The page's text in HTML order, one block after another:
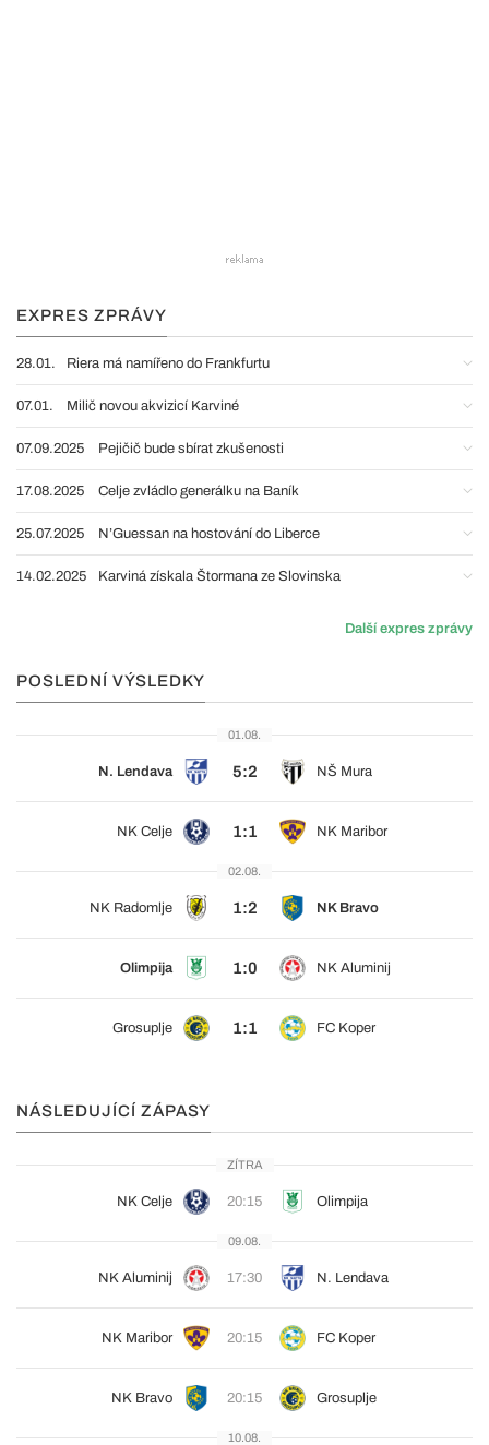
EXPRES ZPRÁVY
28.01. Riera má namířeno do Frankfurtu
07.01. Milič novou akvizicí Karviné
07.09.2025 Pejičič bude sbírat zkušenosti
17.08.2025 Celje zvládlo generálku na Baník
25.07.2025 N’Guessan na hostování do Liberce
14.02.2025 Karviná získala Štormana ze Slovinska
Další expres zprávy
POSLEDNÍ VÝSLEDKY
01.08.
N. Lendava 5:2 NŠ Mura
NK Celje 1:1 NK Maribor
02.08.
NK Radomlje 1:2 NK Bravo
Olimpija 1:0 NK Aluminij
Grosuplje 1:1 FC Koper
NÁSLEDUJÍCÍ ZÁPASY
ZÍTRA
NK Celje 20:15 Olimpija
09.08.
NK Aluminij 17:30 N. Lendava
NK Maribor 20:15 FC Koper
NK Bravo 20:15 Grosuplje
10.08.